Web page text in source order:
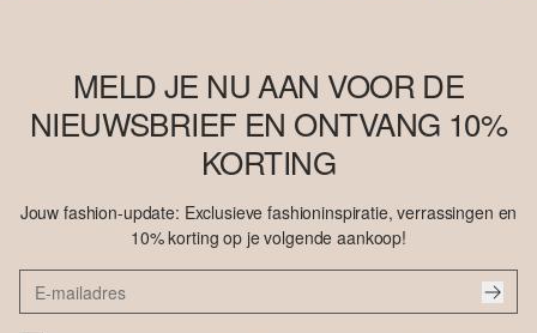
MELD JE NU AAN VOOR DE
NIEUWSBRIEF EN ONTVANG 10%
KORTING
Jouw fashion-update: Exclusieve fashioninspiratie, verrassingen en
10% korting op je volgende aankoop!